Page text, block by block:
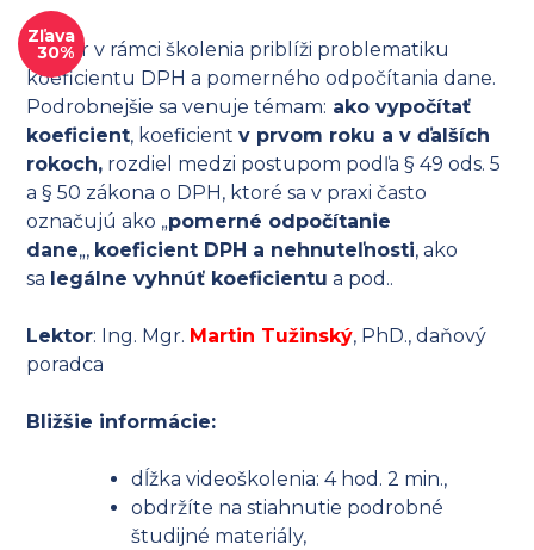
Zľava
30%
Lektor v rámci školenia priblíži problematiku
koeficientu DPH a pomerného odpočítania dane.
Podrobnejšie sa venuje témam: ako vypočítať
koeficient, koeficientv prvom roku a v ďalších
rokoch, rozdiel medzi postupom podľa § 49 ods. 5
a § 50 zákona o DPH, ktoré sa v praxi často
označujú ako „pomerné odpočítanie
dane„, koeficient DPH a nehnuteľnosti, ako
sa legálne vyhnúť koeficientu a pod..
Lektor: Ing. Mgr. Martin Tužinský, PhD., daňový
poradca
Bližšie informácie:
dĺžka videoškolenia: 4 hod. 2 min.,
obdržíte na stiahnutie podrobné
študijné materiály,